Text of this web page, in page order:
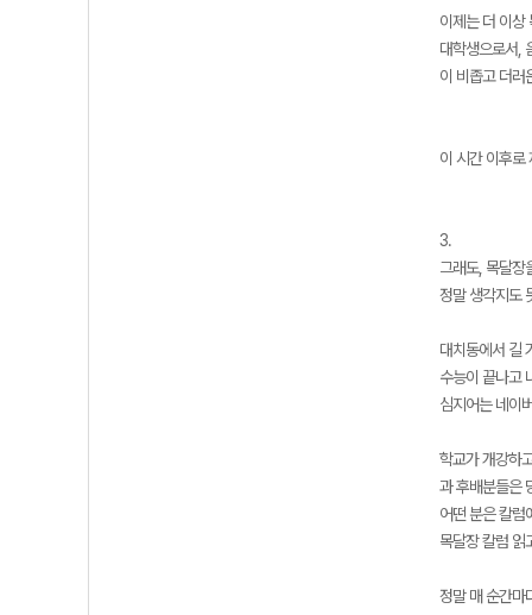
이제는 더 이상
대학생으로서,
이 비좁고 더러
이 시간 이후로
3.
그래도, 목달장
정말 생각지도
대치동에서 길
수능이 끝나고
심지어는 네이
학교가 개강하
과 후배분들은
어떤 분은 칼럼
목달장 칼럼 읽
정말 매 순간마